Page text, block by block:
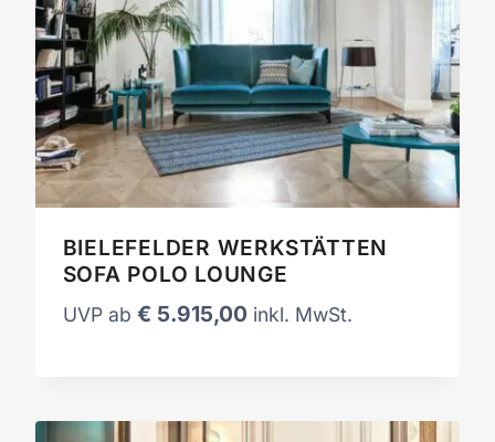
BIELEFELDER WERKSTÄTTEN
SOFA POLO LOUNGE
UVP ab € 5.915,00 inkl. MwSt.